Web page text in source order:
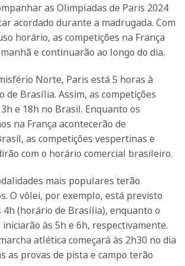
as Olimpíadas de Paris 2024
acordado durante a madrugada. Com
horário, as competições na França
e continuarão ao longo do dia.
Norte, Paris está 5 horas à
Brasília. Assim, as competições
e 18h no Brasil. Enquanto os
na França acontecerão de
as competições vespertinas e
com o horário comercial brasileiro.
mais populares terão
O vôlei, por exemplo, está previsto
4h (horário de Brasília), enquanto o
iniciarão às 5h e 6h, respectivamente.
atlética começará às 2h30 no dia
as provas de pista e campo terão